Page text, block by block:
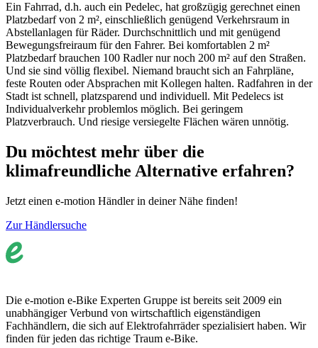
Ein Fahrrad, d.h. auch ein Pedelec, hat großzügig gerechnet einen
Platzbedarf von 2 m², einschließlich genügend Verkehrsraum in
Abstellanlagen für Räder. Durchschnittlich und mit genügend
Bewegungsfreiraum für den Fahrer. Bei komfortablen 2 m²
Platzbedarf brauchen 100 Radler nur noch 200 m² auf den Straßen.
Und sie sind völlig flexibel. Niemand braucht sich an Fahrpläne,
feste Routen oder Absprachen mit Kollegen halten. Radfahren in der
Stadt ist schnell, platzsparend und individuell. Mit Pedelecs ist
Individualverkehr problemlos möglich. Bei geringem
Platzverbrauch. Und riesige versiegelte Flächen wären unnötig.
Du möchtest mehr über die
klimafreundliche Alternative erfahren?
Jetzt einen e-motion Händler in deiner Nähe finden!
Zur Händlersuche
Die e-motion e-Bike Experten Gruppe ist bereits seit 2009 ein
unabhängiger Verbund von wirtschaftlich eigenständigen
Fachhändlern, die sich auf Elektrofahrräder spezialisiert haben. Wir
finden für jeden das richtige Traum e-Bike.